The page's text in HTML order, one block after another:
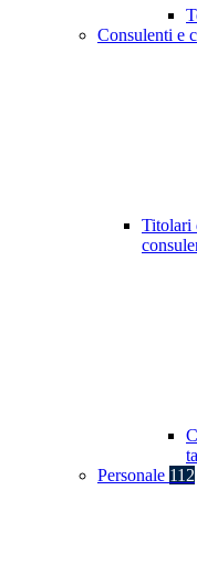
Consulenti e
Titolari
Personale 112